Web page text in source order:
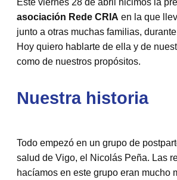
Este viernes 28 de abril hicimos la
asociación Rede CRIA en la que
junto a otras muchas familias,
Hoy quiero hablarte de ella y de
como de nuestros propósitos.
Nuestra historia
Todo empezó en un grupo de
salud de Vigo, el Nicolás Peña. Las
hacíamos en este grupo eran mucho